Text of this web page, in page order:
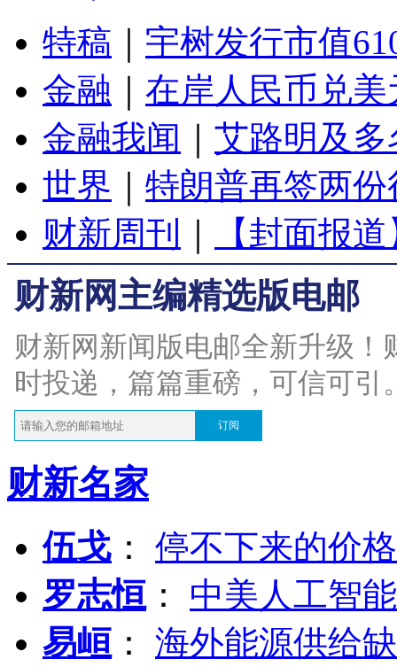
特稿
宇树发行市值
金融
在岸人民币兑
金融我闻
艾路明及
世界
特朗普再签两
财新周刊
【封面报
财新网主编精选版电邮
财新网新闻版电邮全新升级
时投递，篇篇重磅，可信可引
订阅
财新名家
伍戈 ： 停不下来的价
罗志恒 ： 中美人工智
易峘 ： 海外能源供给